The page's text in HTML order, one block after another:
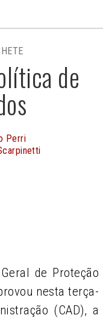
de
Perri
de Proteção
nesta terça-
(CAD), a